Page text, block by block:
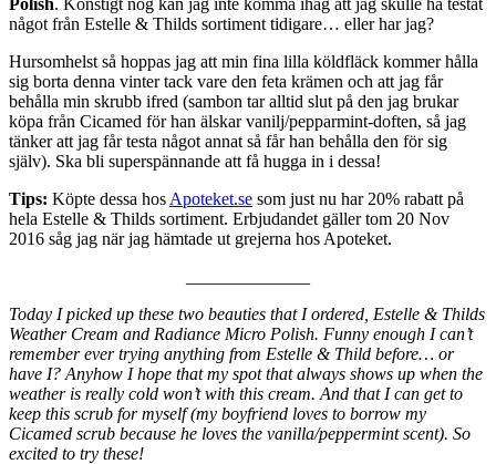
något från Estelle & Thilds sortiment tidigare… eller har jag?
Hursomhelst så hoppas jag att min fina lilla köldfläck kommer hålla
sig borta denna vinter tack vare den feta krämen och att jag får
behålla min skrubb ifred (sambon tar alltid slut på den jag brukar
köpa från Cicamed för han älskar vanilj/pepparmint-doften, så jag
tänker att jag får testa något annat så får han behålla den för sig
själv). Ska bli superspännande att få hugga in i dessa!
Tips: Köpte dessa hos Apoteket.se som just nu har 20% rabatt på
hela Estelle & Thilds sortiment. Erbjudandet gäller tom 20 Nov
2016 såg jag när jag hämtade ut grejerna hos Apoteket.
Today I picked up these two beauties that I ordered, Estelle & Thilds
Weather Cream and Radiance Micro Polish. Funny enough I can’t
remember ever trying anything from Estelle & Thild before… or
have I? Anyhow I hope that my spot that always shows up when the
weather is really cold won’t with this cream. And that I can get to
keep this scrub for myself (my boyfriend loves to borrow my
Cicamed scrub because he loves the vanilla/peppermint scent). So
excited to try these!